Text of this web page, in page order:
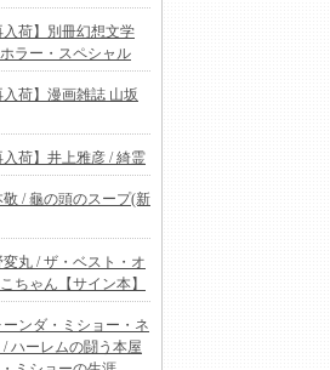
入荷】別冊幻想文学
ラー・スペシャル
入荷】漫画雑誌 山坂
入荷】井上雅彦 / 綺霊
敬 / 龜の頭のスープ(新
変丸 / ザ・ベスト・オ
ちゃん【サイン本】
ーンダ・ミショー・ネ
/ ハーレムの闘う本屋